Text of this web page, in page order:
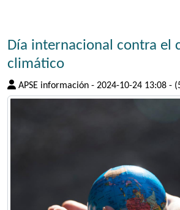
Día internacional contra el
climático
APSE información - 2024-10-24 13:08 -